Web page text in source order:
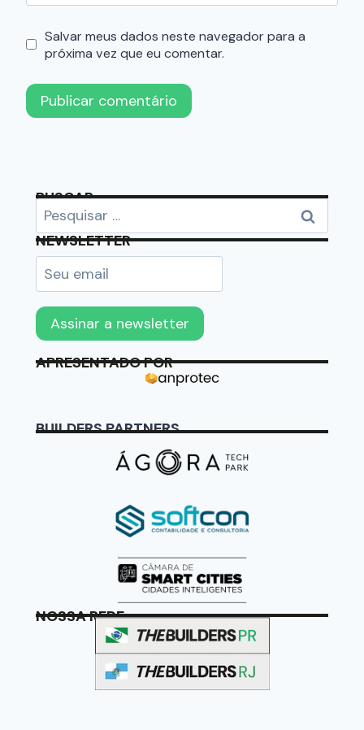
Salvar meus dados neste navegador para a
próxima vez que eu comentar.
BUSCAR
NEWSLETTER
APRESENTADO POR
BUILDERS PARTNERS
NOSSA REDE